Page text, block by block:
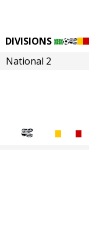
DIVISIONS
National 2